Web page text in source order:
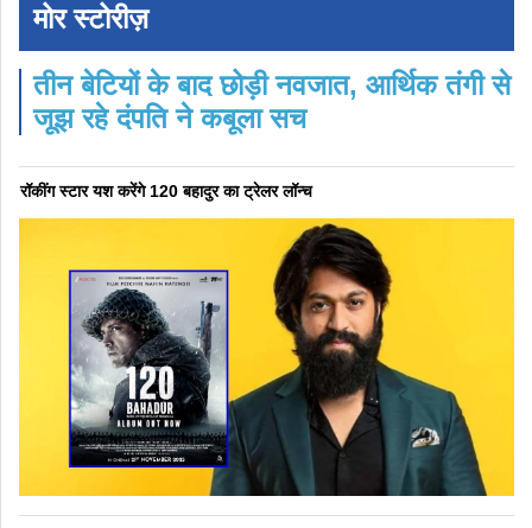
मोर स्टोरीज़
तीन बेटियों के बाद छोड़ी नवजात, आर्थिक तंगी से
जूझ रहे दंपति ने कबूला सच
रॉकींग स्टार यश करेंगे 120 बहादुर का ट्रेलर लॉन्च